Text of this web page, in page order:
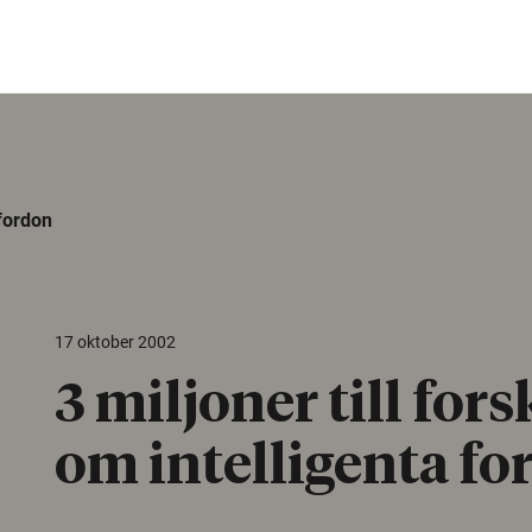
17 oktober 2002
3 miljoner till
om intelligenta